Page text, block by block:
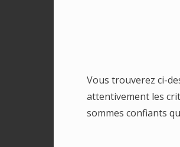
Vous trouverez ci-
attentivement les
sommes confiants